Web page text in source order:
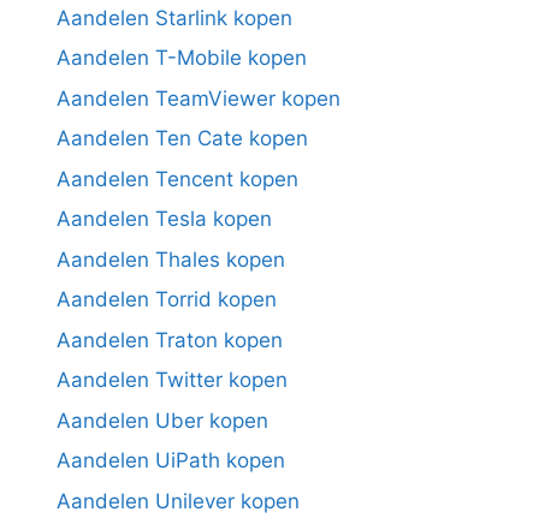
Aandelen Starlink kopen
Aandelen T-Mobile kopen
Aandelen TeamViewer kopen
Aandelen Ten Cate kopen
Aandelen Tencent kopen
Aandelen Tesla kopen
Aandelen Thales kopen
Aandelen Torrid kopen
Aandelen Traton kopen
Aandelen Twitter kopen
Aandelen Uber kopen
Aandelen UiPath kopen
Aandelen Unilever kopen